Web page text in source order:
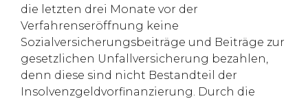
die letzten drei Monate vor der
Verfahrenseröffnung keine
Sozialversicherungsbeiträge und Beiträge zur
gesetzlichen Unfallversicherung bezahlen,
denn diese sind nicht Bestandteil der
Insolvenzgeldvorfinanzierung. Durch die